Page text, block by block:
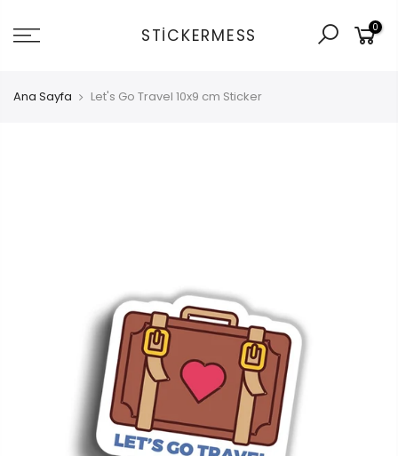
git
STICKERMESS 0
Ana Sayfa Let's Go Travel 10x9 cm Sticker